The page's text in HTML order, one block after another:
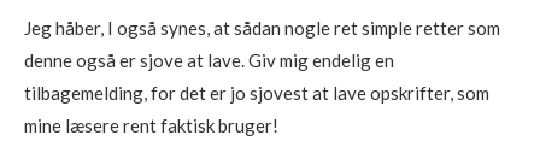
Jeg håber, I også synes, at sådan nogle ret simple retter som
denne også er sjove at lave. Giv mig endelig en
tilbagemelding, for det er jo sjovest at lave opskrifter, som
mine læsere rent faktisk bruger!